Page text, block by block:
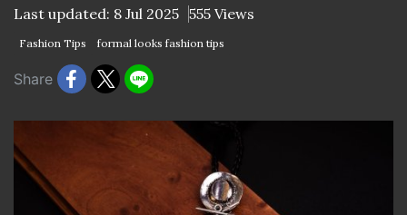
Last updated: 8 Jul 2025 555 Views
Fashion Tips formal looks fashion tips
Share